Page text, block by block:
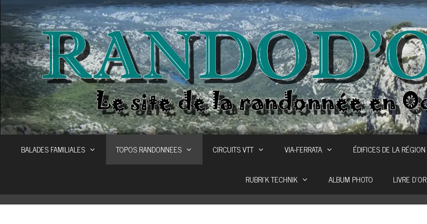
Aller
au
contenu
BALADES FAMILIALES TOPOS RANDONNEES CIRCUITS VTT VIA-FERRATA ÉDIFICES DE LA RÉGION
RUBRI’K TECHNIK ALBUM PHOTO LIVRE D’OR